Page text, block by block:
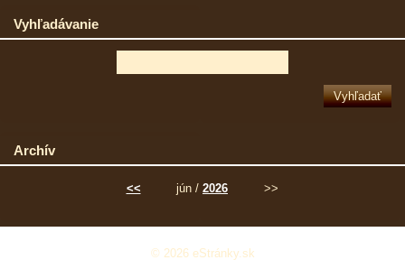
Vyhľadávanie
Archív
<< jún / 2026 >>
© 2026 eStránky.sk